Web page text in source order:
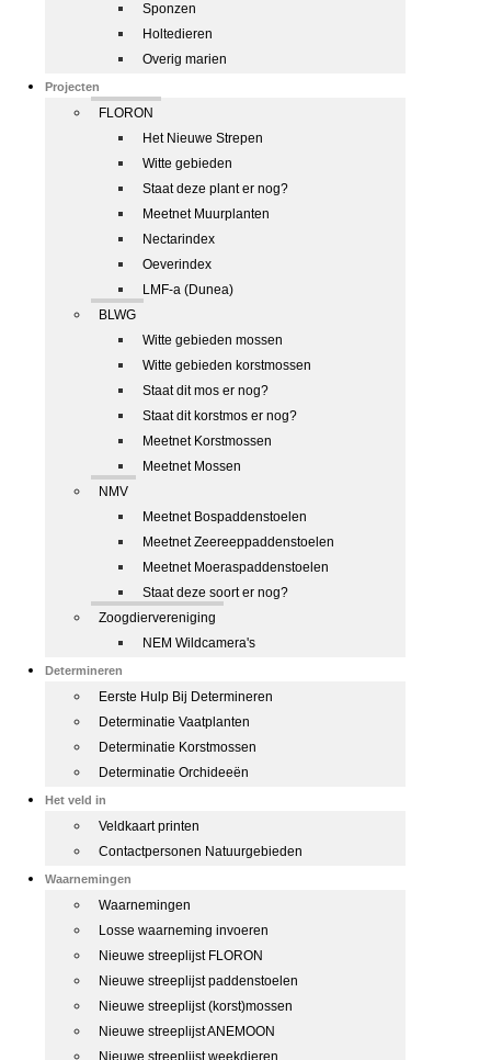
Sponzen
Holtedieren
Overig marien
Projecten
FLORON
Het Nieuwe Strepen
Witte gebieden
Staat deze plant er nog?
Meetnet Muurplanten
Nectarindex
Oeverindex
LMF-a (Dunea)
BLWG
Witte gebieden mossen
Witte gebieden korstmossen
Staat dit mos er nog?
Staat dit korstmos er nog?
Meetnet Korstmossen
Meetnet Mossen
NMV
Meetnet Bospaddenstoelen
Meetnet Zeereeppaddenstoelen
Meetnet Moeraspaddenstoelen
Staat deze soort er nog?
Zoogdiervereniging
NEM Wildcamera's
Determineren
Eerste Hulp Bij Determineren
Determinatie Vaatplanten
Determinatie Korstmossen
Determinatie Orchideeën
Het veld in
Veldkaart printen
Contactpersonen Natuurgebieden
Waarnemingen
Waarnemingen
Losse waarneming invoeren
Nieuwe streeplijst FLORON
Nieuwe streeplijst paddenstoelen
Nieuwe streeplijst (korst)mossen
Nieuwe streeplijst ANEMOON
Nieuwe streeplijst weekdieren